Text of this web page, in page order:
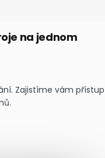
na jednom
Zajistíme vám přístup